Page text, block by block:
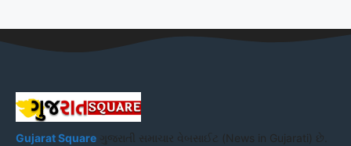
Gujarat Square ગુજરાતી સમાચાર વેબસાઈટ (News in Gujarati) છે.